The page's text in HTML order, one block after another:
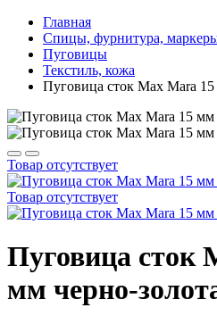
Главная
Спицы, фурнитура,
Пуговицы
Текстиль, кожа
Пуговица сток Max Mara
Товар отсутствует
Товар отсутствует
Пуговица сток
мм черно-